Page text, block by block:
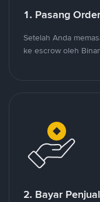
1. Pasang Order
Setelah Anda
ke escrow oleh
2. Bayar Penjual